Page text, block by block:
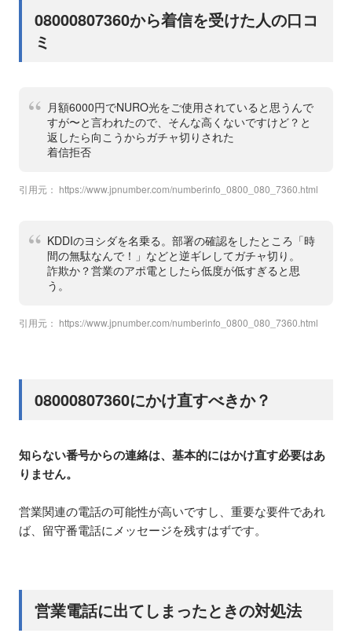
08000807360から着信を受けた人の口コ
ミ
月額6000円でNURO光をご使用されていると思うんで
すが〜と言われたので、そんな高くないですけど？と
返したら向こうからガチャ切りされた
着信拒否
引用元： https://www.jpnumber.com/numberinfo_0800_080_7360.html
KDDIのヨシダを名乗る。部署の確認をしたところ「時
間の無駄なんで！」などと逆ギレしてガチャ切り。
詐欺か？営業のアポ電としたら低度が低すぎると思
う。
引用元： https://www.jpnumber.com/numberinfo_0800_080_7360.html
08000807360にかけ直すべきか？
知らない番号からの連絡は、基本的にはかけ直す必要はあ
りません。
営業関連の電話の可能性が高いですし、重要な要件であれ
ば、留守番電話にメッセージを残すはずです。
営業電話に出てしまったときの対処法